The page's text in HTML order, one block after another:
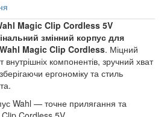
Magic Clip Cordless 5V
змінний корпус для
Magic Clip Cordless. Міцний
внутрішніх компонентів, зручний хват
ергономіку та стиль
Wahl — точне прилягання та